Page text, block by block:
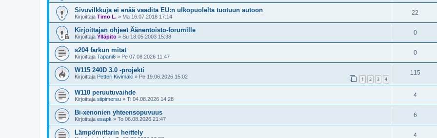
Sivuvilkkuja ei enää vaadita EU:n ulkopuolelta tuotuun autoon
Kirjoittaja Timo L. » Ma 16.07.2018 17:14
22
Kirjoittajan ohjeet Äänentoisto-forumille
Kirjoittaja Ylläpito » Su 18.05.2003 15:38
0
s204 farkun mitat
Kirjoittaja Tapani6 » Pe 07.08.2026 11:47
0
W115 240D 3.0 -projekti
Kirjoittaja Petteri Kivimäki » Pe 19.06.2026 15:02 1 2 3 4
115
W110 peruutuvaihde
Kirjoittaja siipimersu » Ti 04.08.2026 14:28
4
Bi-xenonien yhteensopuvuus
Kirjoittaja esapk » To 06.08.2026 21:47
6
Lämpömittarin heittely 4